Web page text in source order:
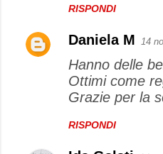
RISPONDI
Daniela M 14
Hanno delle
Ottimi come
Grazie per la
RISPONDI